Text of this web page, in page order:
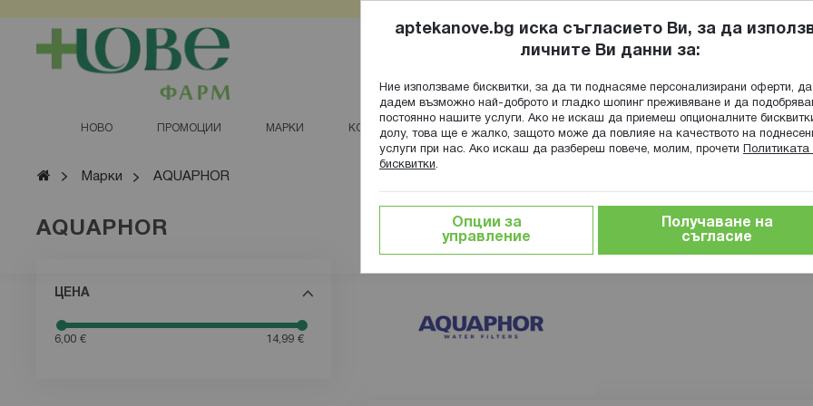
Прескачане
съдържанието
Търсене
ПОПИТАЙ
НОВО ПРОМОЦИИ МАРКИ КОЗМЕТИКА ГРИЖА ЗА МАЙКАТА И ДЕТЕТО ХРАНИТЕЛНИ ДОБАВКИ
Начало
Марки AQUAPHOR
AQUAPHOR
ЦЕНА
6,00 € 14,99 €
aptekanove.bg иска съгласието Ви, за да
личните Ви данни за:
Ние използваме бисквитки, за да ти поднасяме персонализирани оферти, да
дадем възможно най-доброто и гладко шопинг преживяване и да
постоянно нашите услуги. Ако не искаш да приемеш опционалните
долу, това ще е жалко, защото може да повлияе на качеството на
услуги при нас. Ако искаш да разбереш повече, молим, прочети
Политиката
бисквитки.
Опции за
управление
Получаване на
съгласие